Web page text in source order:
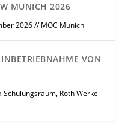
MUNICH 2026
2026 // MOC Munich
VON
Schulungsraum, Roth Werke